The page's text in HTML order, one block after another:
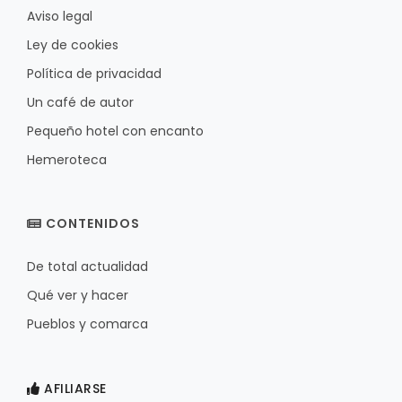
Aviso legal
Ley de cookies
Política de privacidad
Un café de autor
Pequeño hotel con encanto
Hemeroteca
CONTENIDOS
De total actualidad
Qué ver y hacer
Pueblos y comarca
AFILIARSE